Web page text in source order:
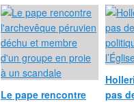
Le pape rencontre
pas